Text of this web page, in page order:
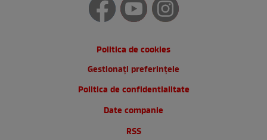
Politica de cookies
Gestionați preferințele
Politica de confidentialitate
Date companie
RSS